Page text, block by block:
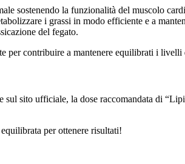
sostenendo la funzionalità del muscolo
i grassi in modo efficiente e a
del fegato.
per contribuire a mantenere equilibrati i
sul sito ufficiale, la dose raccomandata di
per ottenere risultati!